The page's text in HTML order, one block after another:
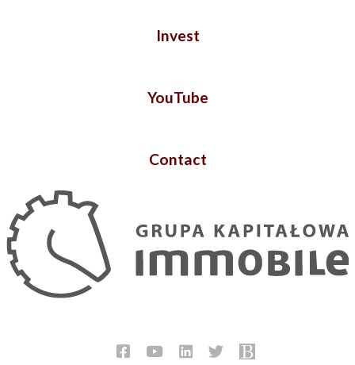
Invest
YouTube
Contact